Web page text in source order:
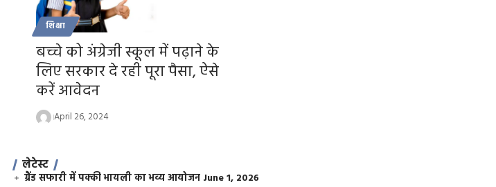
शिक्षा
बच्चे को अंग्रेजी स्कूल में पढ़ाने के
लिए सरकार दे रही पूरा पैसा, ऐसे
करें आवेदन
April 26, 2024
लेटेस्ट
ग्रैंड सफारी में पक्की भायली का भव्य आयोजन June 1, 2026